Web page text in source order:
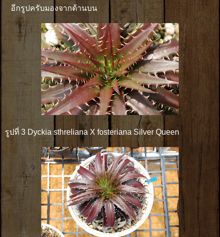
อีกรูปครับมองจากด้านบน
รูปที่ 3 Dyckia sthreliana X fosteriana Silver Queen